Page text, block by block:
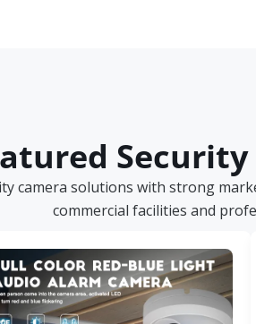
camera solutions with strong
commercial facilities and